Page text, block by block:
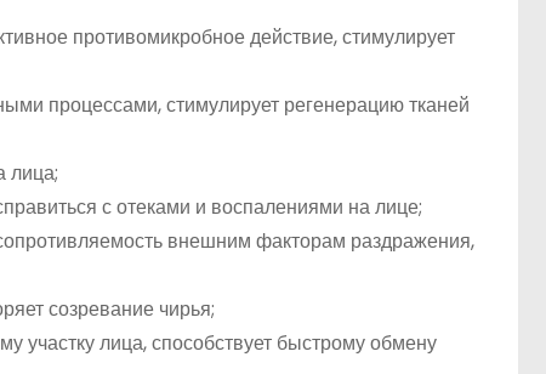
противомикробное действие, стимулирует
процессами, стимулирует регенерацию тканей
лица;
с отеками и воспалениями на лице;
внешним факторам раздражения,
созревание чирья;
участку лица, способствует быстрому обмену